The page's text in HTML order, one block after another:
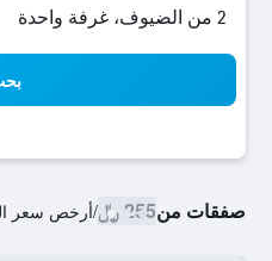
2 من الضيوف، غرفة واحدة
صفقات من255 ﷼ /أرخص سعر